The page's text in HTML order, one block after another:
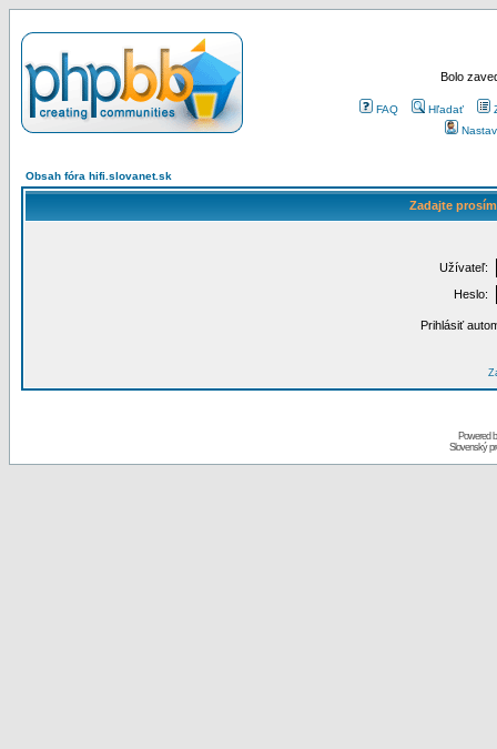
Bolo
FAQ Hľadať
Obsah fóra hifi.slovanet.sk
Zadajte
Užívateľ:
Heslo:
Prihlásiť
Powered
Slovenský